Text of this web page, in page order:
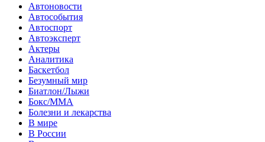
Автоновости
Автособытия
Автоспорт
Автоэксперт
Актеры
Аналитика
Баскетбол
Безумный мир
Биатлон/Лыжи
Бокс/MMA
Болезни и лекарства
В мире
В России